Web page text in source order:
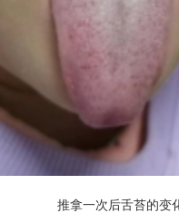
推拿一次后舌苔的变